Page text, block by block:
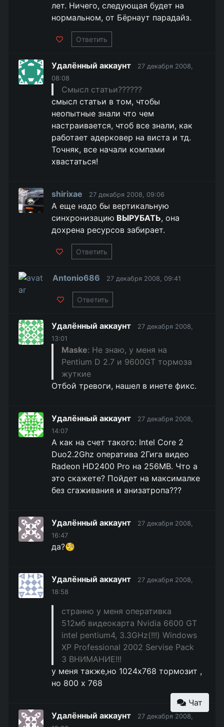
лет. Ничего, следующая будет на
нормальном, от Бёрнаут парадайз.
Ответить
Удалённый аккаунт
27 декабря 2008,
08:08
Смысл статьи??????
смысл статьи в том, чтобы
неопытные знали что чем
настраивается, чтоб все знали, как
работает адерковер на виста и тд.
Точняк, все начали компами
хвастаться!
shirixae 27 декабря 2008, 09:06
А еще надо бы вертикальную
синхронизацию ВЫРУБАТЬ, она
дохрена ресурсов забирает.
Ответить
Antonio686 27 декабря 2008, 09:41
Ответить
Удалённый аккаунт
27 декабря 2008,
13:01
Maske: Не знаю, у меня на
Pentium D 2.7 и 9600GT тормоза
жуткие
Отбой тревоги, нашел в инете фикс.
Удалённый аккаунт
27 декабря 2008,
14:07
А как на счет такого: Intel Core 2
Duo2.2Ghz оператива 2Гига видео
Radeon HD2400 Pro на 256MB. Что а
это скажете? Пойдет на максималке
без сгаживания и анизатропа???
Удалённый аккаунт
27 декабря 2008,
16:47
да?🧐
Удалённый аккаунт
27 декабря 2008,
18:58
странно у меня оперативка
512мб видеокарта Nvidia 6600 GT
intel pentium4, 3.3GHz(!!!) Windows
XP Professional 2002 Servise Pack
3 ВНИМАНИЕ!!!
у меня также,но 1024x768 тормозит ,
но 800 x 768
Удалённый аккаунт
27 декабря 2008,
Чат